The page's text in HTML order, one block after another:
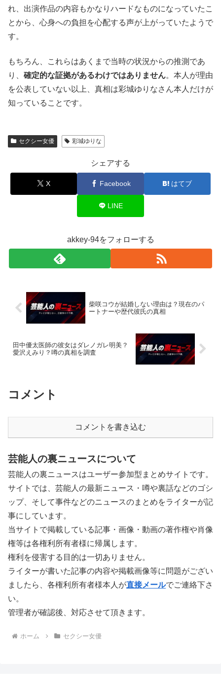
れ、出演作品の内容もかなりハードなものになっていたこ
とから、心身への負担を心配する声が上がっていたようで
す。
もちろん、これらはあくまで当時の状況からの推測であ
り、 確定的な証拠があるわけではありません。本人が理由
を公表していない以上、真相は彩城ゆりなさん本人だけが
知っていることです。
セクシー女優 彩城ゆりな
シェアする
X Facebook はてブ
LINE
akkey-94をフォローする
柴咲コウが結婚しない理由は？現在のパ
ートナーや歴代彼氏の真相
田中優太医師の彼女はダレノガレ明美？
愛沢えみり？噂の真相を調査
コメント
コメントを書き込む
芸能人の裏ニュースについて
芸能人の裏ニュースはユーザー参加型まとめサイトです。
サイトでは、芸能人の最新ニュース・噂や裏話などのゴシ
ップ、そして事件などのニュースのまとめをライターが記
事にしています。
当サイトで掲載している記事・画像・動画の著作権や肖像
権等は各権利所有者様に帰属します。
権利を侵害する目的は一切ありません。
ライターが書いた記事の内容や掲載画像等に問題がござい
ましたら、各権利所有者様本人が直接メールでご連絡下さ
い。
管理者が確認後、対応させて頂きます。
ホーム セクシー女優